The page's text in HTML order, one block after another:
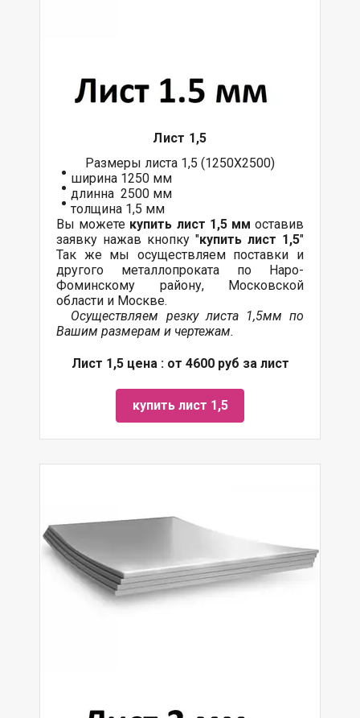
Лист 1,5
Размеры листа 1,5 (1250Х2500)
ширина 1250 мм
длинна 2500 мм
толщина 1,5 мм
Вы можете купить лист 1,5 ммоставив
заявку нажав кнопку "купить лист 1,5"
Так же мы осуществляем поставки и
другого металлопроката по Наро-
Фоминскому району, Московской
области и Москве.
Осуществляем резку листа 1,5мм по
Вашим размерам и чертежам.
Лист 1,5 цена : от 4600 руб за лист
купить лист 1,5